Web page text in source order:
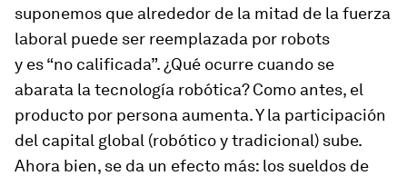
suponemos que alrededor de la mitad de la fuerza
laboral puede ser reemplazada por robots
y es “no calificada”. ¿Qué ocurre cuando se
abarata la tecnología robótica? Como antes, el
producto por persona aumenta. Y la participación
del capital global (robótico y tradicional) sube.
Ahora bien, se da un efecto más: los sueldos de